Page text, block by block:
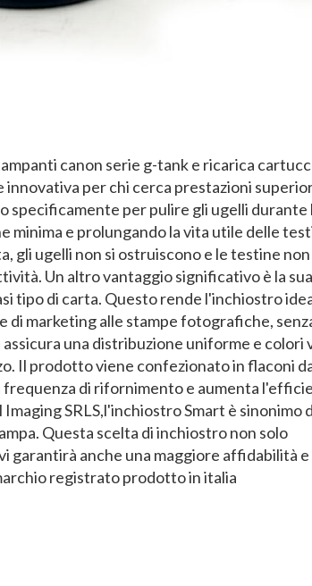
canon serie g-tank e ricarica
per chi cerca prestazioni
per pulire gli ugelli durante
minima e prolungando la vita utile delle
gli ugelli non si ostruiscono e le testine non
Un altro vantaggio significativo è la sua
tipo di carta. Questo rende l'inchiostro
di marketing alle stampe fotografiche,
una distribuzione uniforme e colori
Il prodotto viene confezionato in flaconi
frequenza di rifornimento e aumenta
SRLS,l'inchiostro Smart è sinonimo
Questa scelta di inchiostro non solo
garantirà anche una maggiore affidabilità e
registrato prodotto in italia